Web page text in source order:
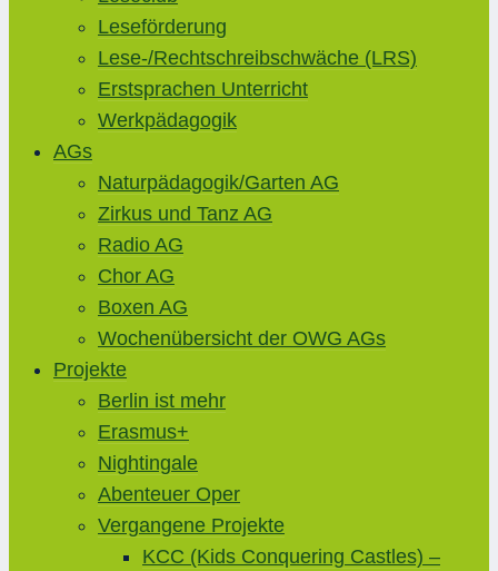
Leseförderung
Lese-/Rechtschreibschwäche (LRS)
Erstsprachen Unterricht
Werkpädagogik
AGs
Naturpädagogik/Garten AG
Zirkus und Tanz AG
Radio AG
Chor AG
Boxen AG
Wochenübersicht der OWG AGs
Projekte
Berlin ist mehr
Erasmus+
Nightingale
Abenteuer Oper
Vergangene Projekte
KCC (Kids Conquering Castles) –